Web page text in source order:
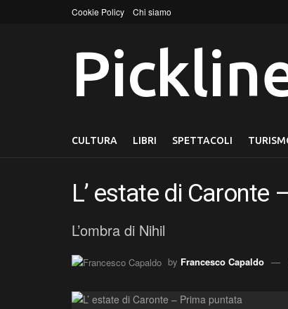
Cookie Policy Chi siamo
CULTURA LIBRI SPETTACOLI
L’ estate di Caronte
L’ombra di Nihil
by Francesco Capaldo